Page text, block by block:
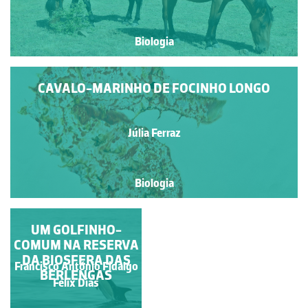
Biologia
CAVALO-MARINHO DE FOCINHO LONGO
Júlia Ferraz
Biologia
CACHALOTE
Paulo Talhadas dos Santos
UM GOLFINHO-
COMUM NA RESERVA
DA BIOSFERA DAS
BERLENGAS
Francisco António Fidalgo
Félix Dias